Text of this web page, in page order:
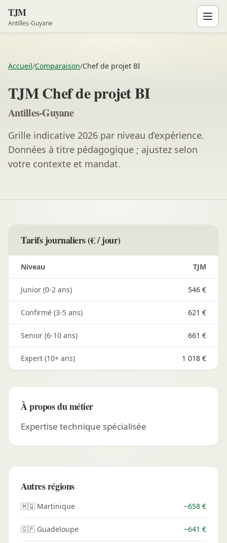
TJM
Antilles-Guyane
Accueil/Comparaison/Chef de projet BI
TJM Chef de projet BI
Antilles-Guyane
Grille indicative 2026 par niveau d’expérience.
Données à titre pédagogique ; ajustez selon
votre contexte et mandat.
Tarifs journaliers (€ / jour)
Niveau TJM
Junior (0-2 ans) 546 €
Confirmé (3-5 ans) 621 €
Senior (6-10 ans) 661 €
Expert (10+ ans) 1 018 €
À propos du métier
Expertise technique spécialisée
Autres régions
🇲🇶 Martinique ~658 €
🇬🇵 Guadeloupe ~641 €